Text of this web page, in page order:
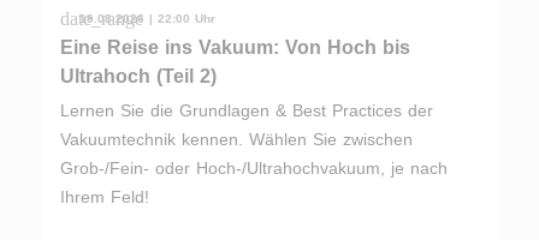
date_range
19.08.2026 | 22:00 Uhr
Eine Reise ins Vakuum: Von Hoch bis
Ultrahoch (Teil 2)
Lernen Sie die Grundlagen & Best Practices der
Vakuumtechnik kennen. Wählen Sie zwischen
Grob-/Fein- oder Hoch-/Ultrahochvakuum, je nach
Ihrem Feld!